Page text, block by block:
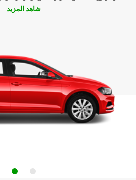
شاهد المزيد